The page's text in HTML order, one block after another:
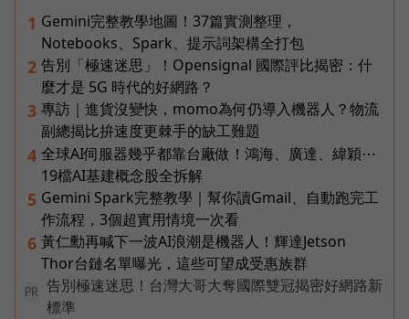
1 Gemini完整教學地圖！37篇實測整理，
Notebooks、Spark、提示詞架構全打包
2 告別「極速迷思」！Opensignal 國際評比揭密：什
麼才是 5G 時代的好網路？
3 專訪｜進貨沒變快，momo為何仍導入機器人？物流
副總揭比拚速度更棘手的缺工難題
4 全球AI伺服器幾乎都靠台廠做！鴻海、廣達、緯穎⋯
19檔AI基建概念股全拆解
5 Gemini Spark完整教學｜幫你讀Gmail、自動跑完工
作流程，3個超實用情境一次看
6 黃仁勳再喊下一波AI浪潮是機器人！輝達Jetson
Thor台鏈名單曝光，這些可望成受惠族群
PR
告別極速迷思！台灣大哥大奪國際雙冠揭密好網路新
標準